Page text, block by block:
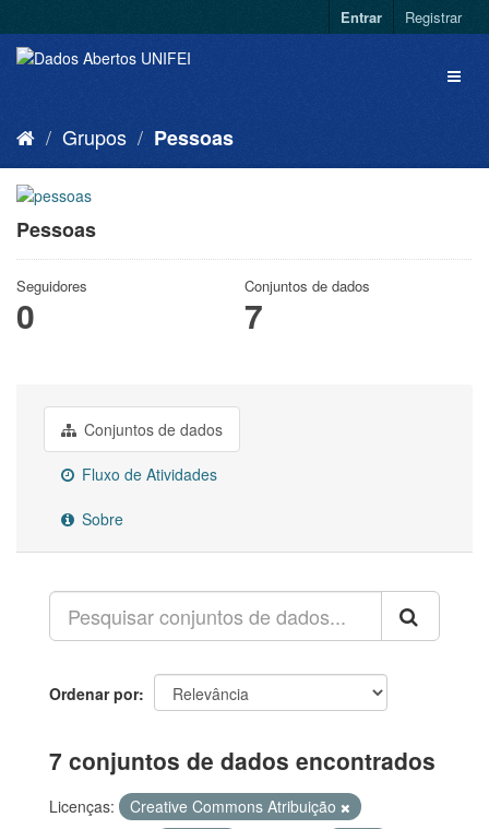
Entrar Registrar
Grupos Pessoas
Pessoas
Seguidores
0
Conjuntos de dados
7
Conjuntos de dados
Fluxo de Atividades
Sobre
Ordenar por
7 conjuntos de dados encontrados
Licenças:
Creative Commons Atribuição